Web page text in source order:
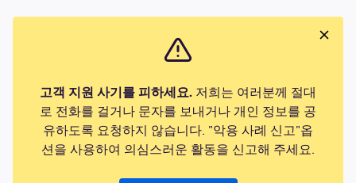
고객 지원 사기를 피하세요. 저희는 여러분께 절대
로 전화를 걸거나 문자를 보내거나 개인 정보를 공
유하도록 요청하지 않습니다. "악용 사례 신고"옵
션을 사용하여 의심스러운 활동을 신고해 주세요.